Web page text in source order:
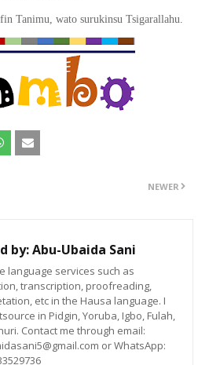
Tanimu, wato surukinsu Tsigarallahu.
NEWER
by:Abu-Ubaida Sani
language services such as
transcription, proofreading,
etc in the Hausa language. I
in Pidgin, Yoruba, Igbo, Fulah,
Contact me through email:
or WhatsApp: